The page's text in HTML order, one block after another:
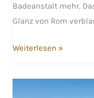
Badeanstalt mehr.
Glanz von Rom
Die
am
Weiterlesen »